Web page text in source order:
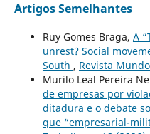
Artigos Semelhantes
Ruy Gomes Braga, A
unrest? Social
South , Revista
Murilo Leal Pereira
de empresas por
ditadura e o debate
que “empresarial-